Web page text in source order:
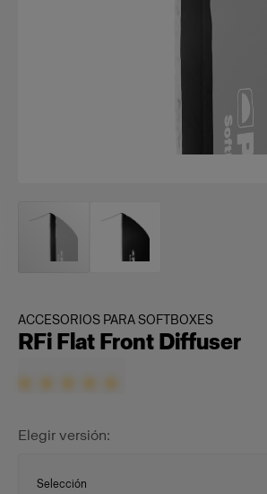
ACCESORIOS PARA SOFTBOXES
RFi Flat Front Diffuser
Elegir versión:
Selección